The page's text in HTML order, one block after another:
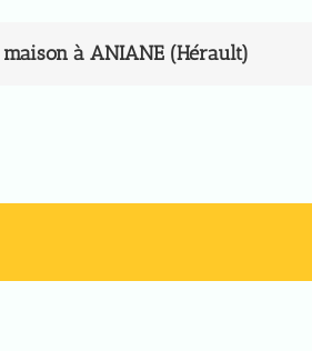
maison à ANIANE (Hérault)